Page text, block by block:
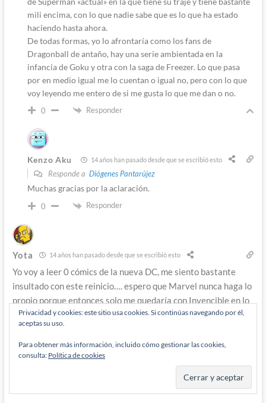
mili encima, con lo que nadie sabe que es lo que ha estado
haciendo hasta ahora.
De todas formas, yo lo afrontaría como los fans de
Dragonball de antaño, hay una serie ambientada en la
infancia de Goku y otra con la saga de Freezer. Lo que pasa
por en medio igual me lo cuentan o igual no, pero con lo que
voy leyendo me entero de si me gusta lo que me dan o no.
0 Responder
Kenzo Aku 14 años han pasado desde que se escribió esto
Responde a Diógenes Pantarújez
Muchas gracias por la aclaración.
0 Responder
Yota 14 años han pasado desde que se escribió esto
Yo voy a leer 0 cómics de la nueva DC, me siento bastante
insultado con este reinicio…. espero que Marvel nunca haga lo
propio porque entonces solo me quedaría con Invencible en lo
que a supers se refiere XD
Privacidad y cookies: este sitio usa cookies. Si continúas navegando por él,
aceptas su uso.
Para obtener más información, incluido cómo gestionar las cookies,
consulta: Política de cookies